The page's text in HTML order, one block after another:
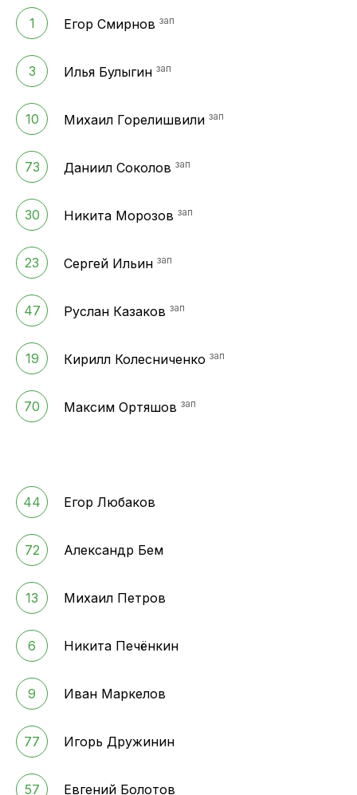
1 Егор Смирнов зап
3 Илья Булыгин зап
10 Михаил Горелишвили зап
73 Даниил Соколов зап
30 Никита Морозов зап
23 Сергей Ильин зап
47 Руслан Казаков зап
19 Кирилл Колесниченко зап
70 Максим Ортяшов зап
44 Егор Любаков
72 Александр Бем
13 Михаил Петров
6 Никита Печёнкин
9 Иван Маркелов
77 Игорь Дружинин
57 Евгений Болотов